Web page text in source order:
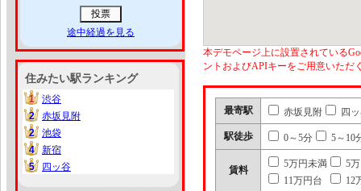
途中経過を見る
住みたい駅ランキング
1
1
渋谷
2
2
赤坂見附
2
2
池袋
4
4
新宿
5
5 四ッ谷
本デモページ上に設置されている
ントおよびAPIキーをご用意いただ
最寄駅 赤坂見附 四
駅徒歩 0～5分 5～10
賃料
5万円未満
5
11万円台
12